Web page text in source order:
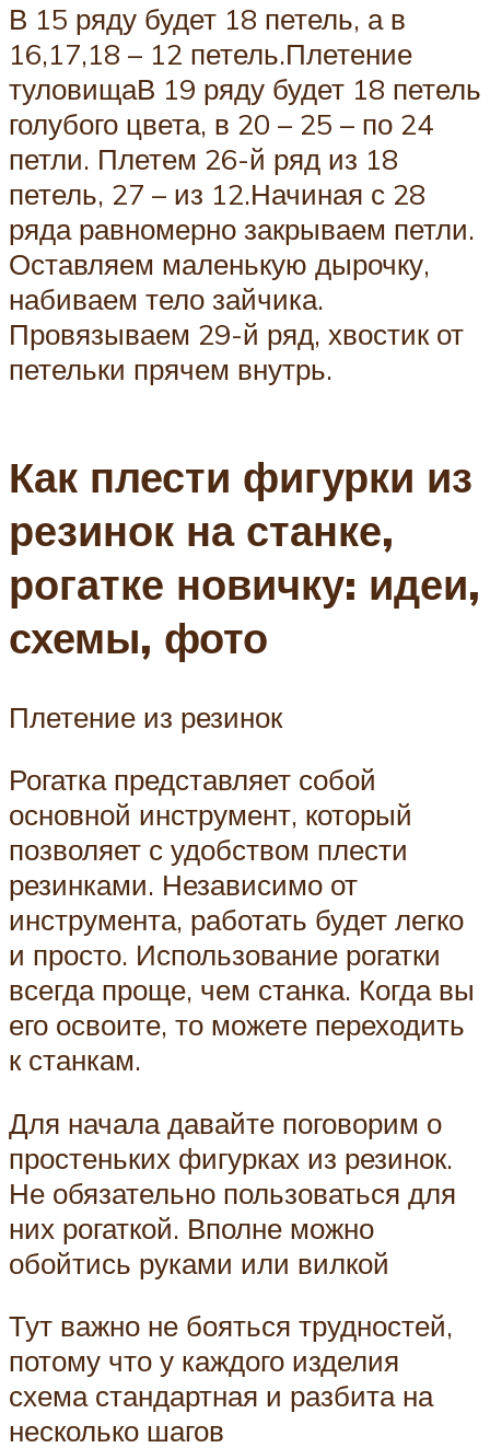
В 15 ряду будет 18 петель, а в
16,17,18 – 12 петель.Плетение
туловищаВ 19 ряду будет 18 петель
голубого цвета, в 20 – 25 – по 24
петли. Плетем 26-й ряд из 18
петель, 27 – из 12.Начиная с 28
ряда равномерно закрываем петли.
Оставляем маленькую дырочку,
набиваем тело зайчика.
Провязываем 29-й ряд, хвостик от
петельки прячем внутрь.
Как плести фигурки из
резинок на станке,
рогатке новичку: идеи,
схемы, фото
Плетение из резинок
Рогатка представляет собой
основной инструмент, который
позволяет с удобством плести
резинками. Независимо от
инструмента, работать будет легко
и просто. Использование рогатки
всегда проще, чем станка. Когда вы
его освоите, то можете переходить
к станкам.
Для начала давайте поговорим о
простеньких фигурках из резинок.
Не обязательно пользоваться для
них рогаткой. Вполне можно
обойтись руками или вилкой
Тут важно не бояться трудностей,
потому что у каждого изделия
схема стандартная и разбита на
несколько шагов